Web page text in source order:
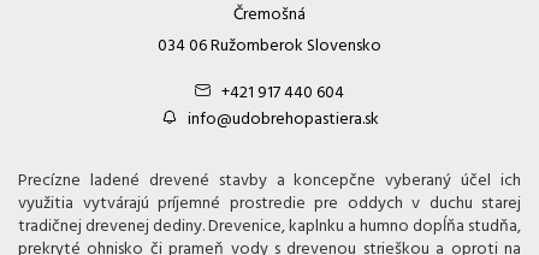
Čremošná
034 06 Ružomberok Slovensko
+421 917 440 604
info@udobrehopastiera.sk
Precízne ladené drevené stavby a koncepčne vyberaný účel ich
využitia vytvárajú príjemné prostredie pre oddych v duchu starej
tradičnej drevenej dediny. Drevenice, kaplnku a humno dopĺňa studňa,